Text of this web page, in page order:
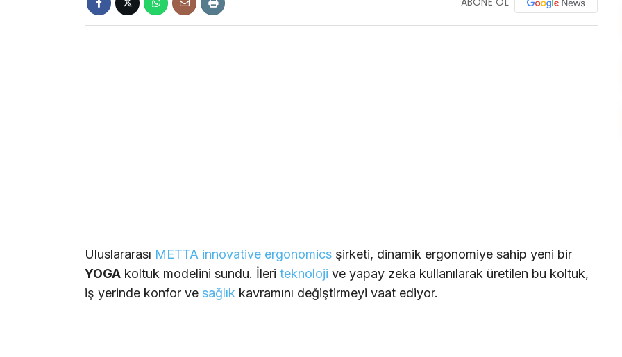
Uluslararası METTA innovative ergonomics şirketi, dinamik ergonomiye sahip yeni bir
YOGA koltuk modelini sundu. İleri teknoloji ve yapay zeka kullanılarak üretilen bu koltuk,
iş yerinde konfor ve sağlık kavramını değiştirmeyi vaat ediyor.